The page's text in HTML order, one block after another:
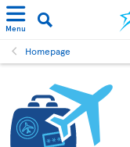
Menu
Homepage